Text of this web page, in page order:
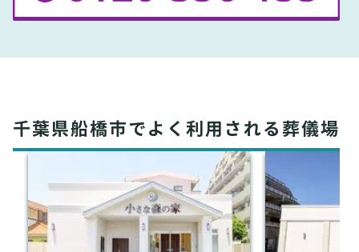
千葉県船橋市でよく利用される葬儀場